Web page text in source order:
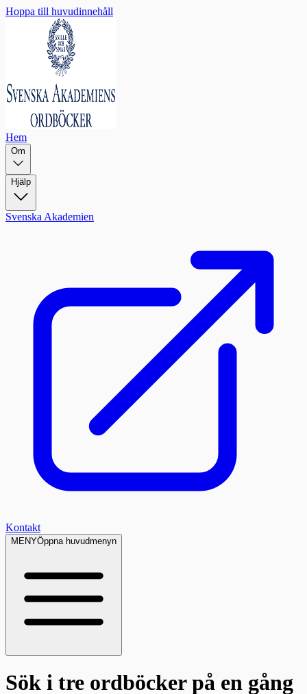
Hoppa till huvudinnehåll
Hem
Om
Hjälp
Svenska Akademien
Kontakt
MENYÖppna huvudmenyn
Sök i tre ordböckerpå en gång